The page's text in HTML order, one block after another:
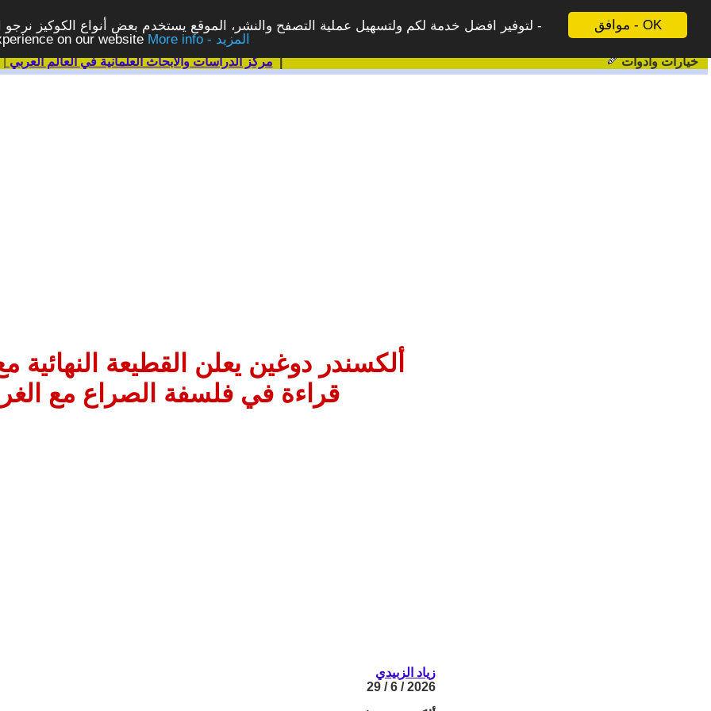
موافق - OK
لتوفير افضل خدمة لكم ولتسهيل عملية التصفح والنشر، الموقع يستخدم بعض أنواع الكوكيز
on our website
More info - المزيد
| مركز الدراسات والابحاث العلمانية في العالم العربي| خيارات وادوات
ألكسندر دوغين يعلن القطيعة النهائية
قراءة في فلسفة الصراع مع
زياد الزبيدي
2026 / 6 / 29